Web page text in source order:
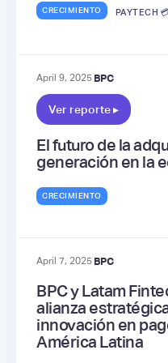
CRECIMIENTO PAYTECH
April 9, 2025 BPC
Ver reporte ▸
El futuro de la
generación en la
CRECIMIENTO
April 7, 2025 BPC
BPC y Latam
alianza
innovación en
América Latina